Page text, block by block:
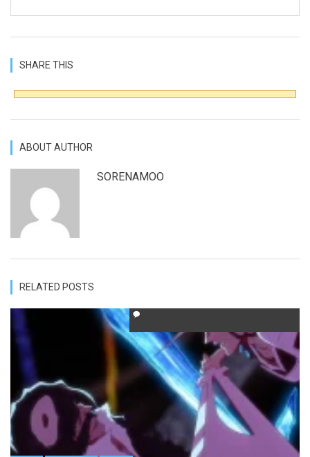
SHARE THIS
ABOUT AUTHOR
SORENAMOO
RELATED POSTS